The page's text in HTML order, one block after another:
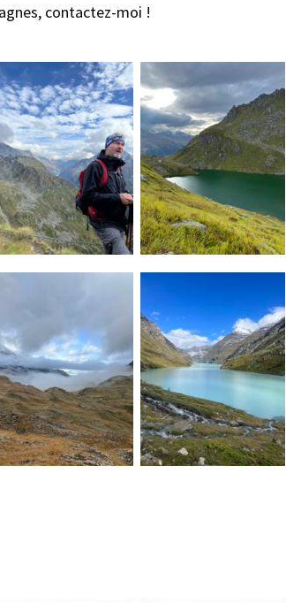
contactez-moi !